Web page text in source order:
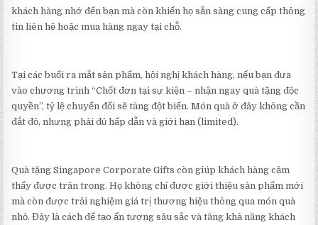
khách hàng nhớ đến bạn mà còn khiến họ sẵn sàng cung cấp thông
tin liên hệ hoặc mua hàng ngay tại chỗ.
Tại các buổi ra mắt sản phẩm, hội nghị khách hàng, nếu bạn đưa
vào chương trình “Chốt đơn tại sự kiện – nhận ngay quà tặng độc
quyền”, tỷ lệ chuyển đổi sẽ tăng đột biến. Món quà ở đây không cần
đắt đỏ, nhưng phải đủ hấp dẫn và giới hạn (limited).
Quà tặng Singapore Corporate Gifts còn giúp khách hàng cảm
thấy được trân trọng. Họ không chỉ được giới thiệu sản phẩm mới
mà còn được trải nghiệm giá trị thương hiệu thông qua món quà
nhỏ. Đây là cách để tạo ấn tượng sâu sắc và tăng khả năng khách